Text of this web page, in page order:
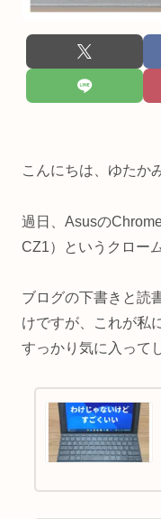
こんにちは、ゆたか
過日、Asusの
CZ1）というクロー
ブログの下書きと読
けですが、これが私
すっかり気に入って